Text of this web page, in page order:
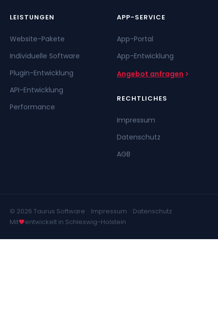
LEISTUNGEN
Website-Pakete
Individuelle Software
Plugin-Entwicklung
API-Entwicklung
Performance
APP-SERVICE
App-Portal
App-Entwicklung
Angebot anfragen
RECHTLICHES
Impressum
Datenschutz
AGB
© 2026 Taurus Software · Impressum · Datenschutz
Mit
entwickelt in Schleswig-Holstein